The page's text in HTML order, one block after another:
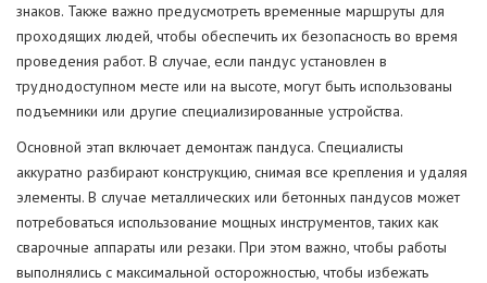
знаков. Также важно предусмотреть временные маршруты для
проходящих людей, чтобы обеспечить их безопасность во время
проведения работ. В случае, если пандус установлен в
труднодоступном месте или на высоте, могут быть использованы
подъемники или другие специализированные устройства.
Основной этап включает демонтаж пандуса. Специалисты
аккуратно разбирают конструкцию, снимая все крепления и удаляя
элементы. В случае металлических или бетонных пандусов может
потребоваться использование мощных инструментов, таких как
сварочные аппараты или резаки. При этом важно, чтобы работы
выполнялись с максимальной осторожностью, чтобы избежать